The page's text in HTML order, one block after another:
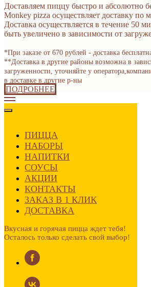
Доставляем пиццу быстро и абсолютно
Monkey pizza осуществляет доставку по
Доставка осуществляется в течение 50
быть увеличено в зависимости от
*При заказе от 670 рублей - доставка
**Доставка в другие районы возможна в
загруженности, уточняйте у
в доставке в другие р-ны
ПОДРОБНЕЕ
ПИЦЦА
НАБОРЫ
НАПИТКИ
СОУСЫ
АКЦИИ
КОНТАКТЫ
ЗАКАЗ В 1 КЛИК
ДОСТАВКА
Вкусная и горячая пицца ждет тебя!
Осталось только сделать свой выбор!